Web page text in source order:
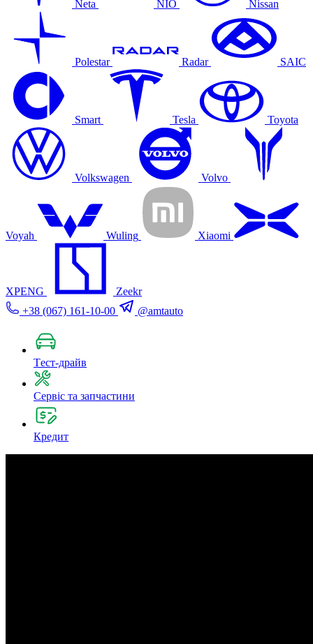
Neta NIO Nissan
Polestar Radar SAIC
Smart Tesla Toyota
Volkswagen Volvo
Voyah Wuling Xiaomi
XPENG
Zeekr
+38 (067) 161-10-00
@amtauto
Tест-драйв
Сервіс та запчастини
Кредит